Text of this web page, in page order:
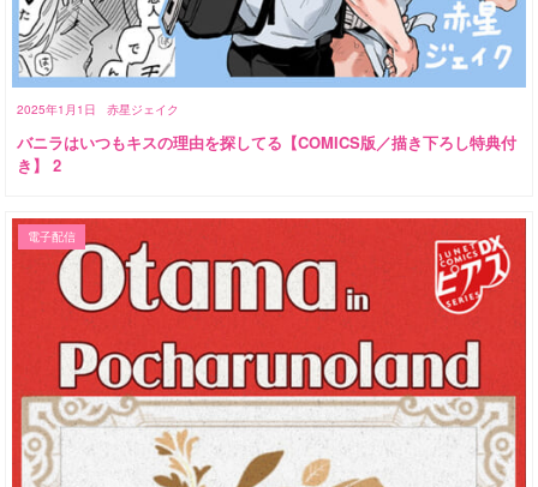
2025年1月1日 赤星ジェイク
バニラはいつもキスの理由を探してる【COMICS版／描き下ろし特典付
き】 2
電子配信